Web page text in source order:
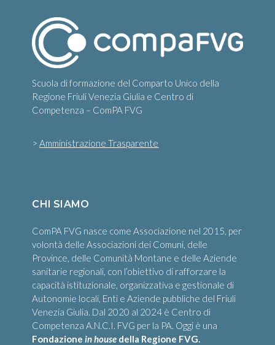
Scuola di formazione del Comparto Unico della
Regione Friuli Venezia Giulia e Centro di
Competenza – ComPA FVG
>Amministrazione Trasparente
CHI SIAMO
ComPA FVG nasce come Associazione nel 2015, per
volontà delle Associazioni dei Comuni, delle
Province, delle Comunità Montane e delle Aziende
sanitarie regionali, con l’obiettivo di rafforzare la
capacità istituzionale, organizzativa e gestionale di
Autonomie locali, Enti e Aziende pubbliche del Friuli
Venezia Giulia. Dal 2020 al 2024 è Centro di
Competenza A.N.C.I. FVG per la PA. Oggi è una
Fondazionein house della Regione FVG.